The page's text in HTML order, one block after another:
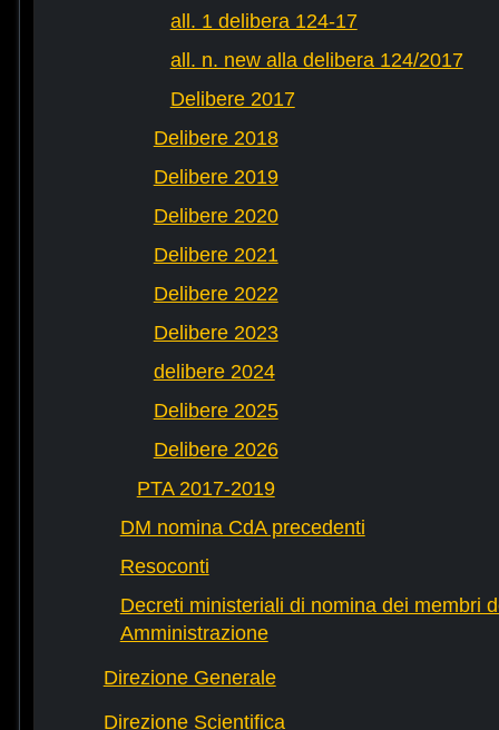
all. 1 delibera 124-17
all. n. new alla delibera 124/2017
Delibere 2017
Delibere 2018
Delibere 2019
Delibere 2020
Delibere 2021
Delibere 2022
Delibere 2023
delibere 2024
Delibere 2025
Delibere 2026
PTA 2017-2019
DM nomina CdA precedenti
Resoconti
Decreti ministeriali di nomina dei membri
Amministrazione
Direzione Generale
Direzione Scientifica